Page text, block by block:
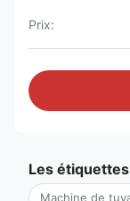
Prix:
Les
Machine de